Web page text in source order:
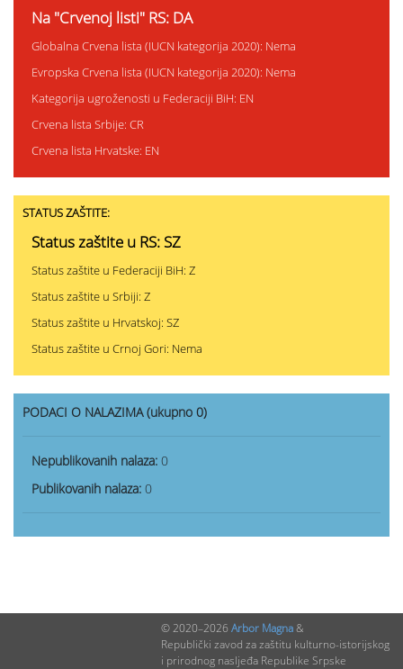
Na "Crvenoj listi" RS: DA
Globalna Crvena lista (IUCN kategorija 2020): Nema
Evropska Crvena lista (IUCN kategorija 2020): Nema
Kategorija ugroženosti u Federaciji BiH: EN
Crvena lista Srbije: CR
Crvena lista Hrvatske: EN
STATUS ZAŠTITE:
Status zaštite u RS: SZ
Status zaštite u Federaciji BiH: Z
Status zaštite u Srbiji: Z
Status zaštite u Hrvatskoj: SZ
Status zaštite u Crnoj Gori: Nema
PODACI O NALAZIMA (ukupno 0)
Nepublikovanih nalaza: 0
Publikovanih nalaza: 0
© 2020–2026 Arbor Magna&
Republički zavod za zaštitu kulturno-istorijskog
i prirodnog nasljeđa Republike Srpske